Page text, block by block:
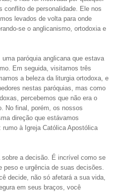
conflito de personalidade. Ele nos
levados de volta para onde
se o anglicanismo, ortodoxia e
paróquia anglicana que estava
Em seguida, visitamos três
a beleza da liturgia ortodoxa, e
nestas paróquias, mas como
percebemos que não era o
No final, porém, os nossos
direção que estávamos
rumo à Igreja Católica Apostólica
sobre a decisão. É incrível como se
peso e urgência de suas decisões.
decide, não só afetará a sua vida,
em seus braços, você